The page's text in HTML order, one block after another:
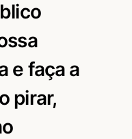
e faça a
pirar,